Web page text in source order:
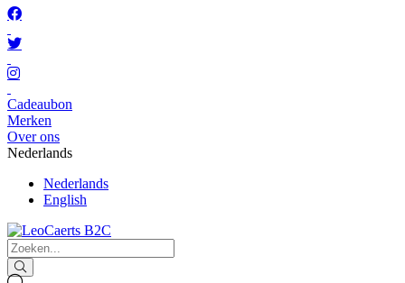
Cadeaubon
Merken
Over ons
Nederlands
Nederlands
English